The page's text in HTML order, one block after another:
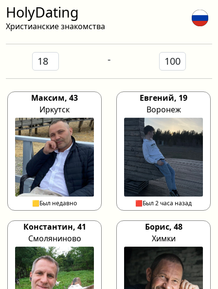
HolyDating
Христианские знакомства
-
Максим, 43
Иркутск
🟨Был недавно
Евгений, 19
Воронеж
🟥Был 2 часа назад
Константин, 41
Смоляниново
Борис, 48
Химки